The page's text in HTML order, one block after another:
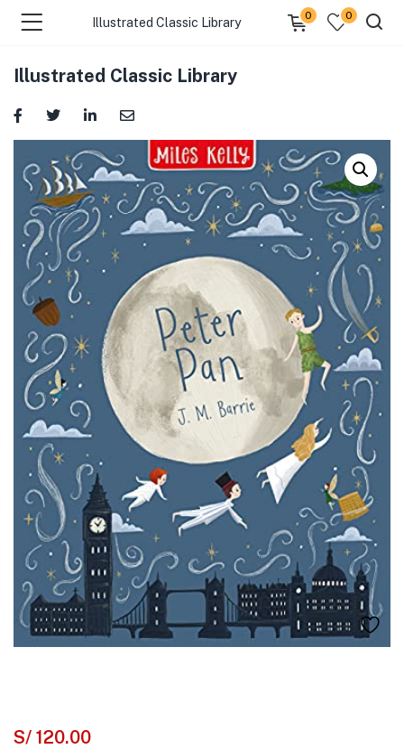
Illustrated Classic Library
0 0
Illustrated Classic Library
S/ 120.00